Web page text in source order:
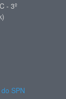
- 3º
SPN